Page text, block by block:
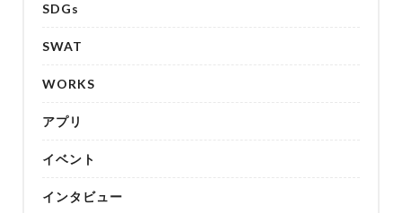
SDGs
SWAT
WORKS
アプリ
イベント
インタビュー